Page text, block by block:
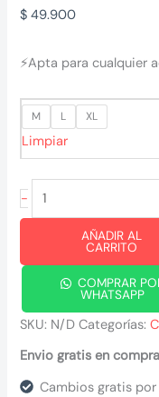
$ 49.900
⚡Apta para cualquier
M L XL
Limpiar
-
Esqueleto
Murph
cantidad
AÑADIR AL
CARRITO
COMPRAR
WHATSAPP
SKU: N/D Categorías:
Envio gratis en
Cambios gratis